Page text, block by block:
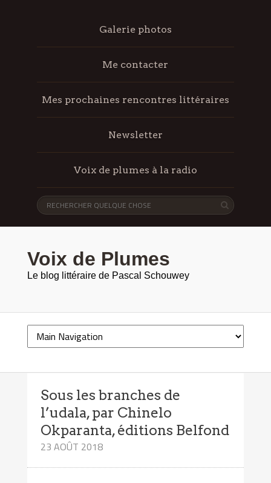
Galerie photos
Me contacter
Mes prochaines rencontres littéraires
Newsletter
Voix de plumes à la radio
Voix de Plumes
Le blog littéraire de Pascal Schouwey
Sous les branches de
l’udala, par Chinelo
Okparanta, éditions Belfond
23 AOÛT 2018